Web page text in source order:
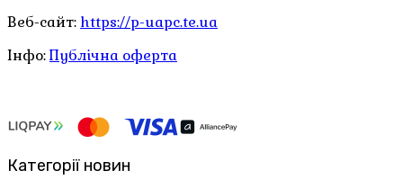
Веб-сайт: https://p-uapc.te.ua
Інфо:Публічна оферта
Категорії новин